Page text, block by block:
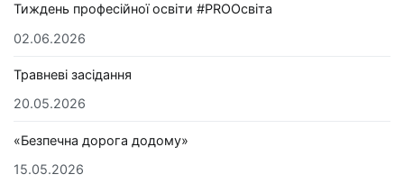
Тиждень професійної освіти #PROОсвіта
02.06.2026
Травневі засідання
20.05.2026
«Безпечна дорога додому»
15.05.2026